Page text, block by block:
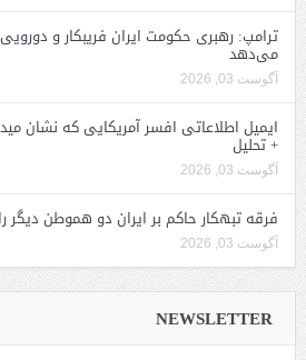
ترامپ: رهبری حکومت ایران فریبکار و
می‌دهد
آگوست 03, 2026
ایمیل اطلاعاتی افسر آمریکایی که نشان
+ تحلیل
آگوست 03, 2026
فرقه تبهکار حاکم بر ایران دو هموطن دیگر
آگوست 03, 2026
NEWSLETTER